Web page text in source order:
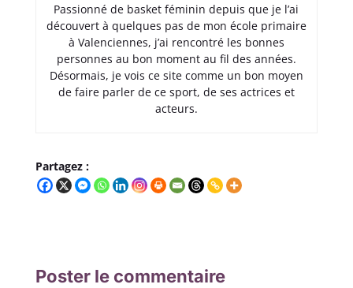
Passionné de basket féminin depuis que je l’ai
découvert à quelques pas de mon école primaire
à Valenciennes, j’ai rencontré les bonnes
personnes au bon moment au fil des années.
Désormais, je vois ce site comme un bon moyen
de faire parler de ce sport, de ses actrices et
acteurs.
Partagez :
Poster le commentaire